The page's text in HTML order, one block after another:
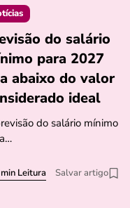
do salário
para 2027
abaixo do valor
ideal
do salário mínimo
Leitura Salvar artigo